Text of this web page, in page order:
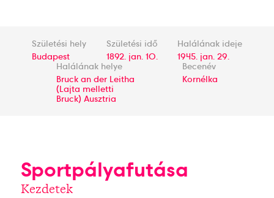
Születési hely
Budapest
Születési idő
1892. jan. 10.
Halálának ideje
1945. jan. 29.
Halálának helye
Bruck an der Leitha
(Lajta melletti
Bruck) Ausztria
Becenév
Kornélka
Sportpályafutása
Kezdetek